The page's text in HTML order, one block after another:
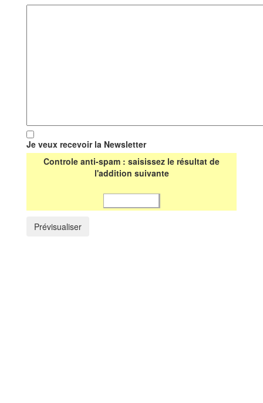
Je veux recevoir la Newsletter
Controle anti-spam : saisissez le résultat de
l'addition suivante